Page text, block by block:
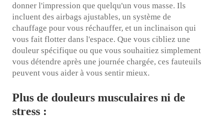
donner l'impression que quelqu'un vous masse. Ils
incluent des airbags ajustables, un système de
chauffage pour vous réchauffer, et un inclinaison qui
vous fait flotter dans l'espace. Que vous cibliez une
douleur spécifique ou que vous souhaitiez simplement
vous détendre après une journée chargée, ces fauteuils
peuvent vous aider à vous sentir mieux.
Plus de douleurs musculaires ni de
stress :